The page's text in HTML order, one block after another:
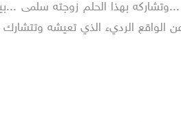
بهذا الحلم زوجته سلمى
الواقع الرديء الذي تعيشه